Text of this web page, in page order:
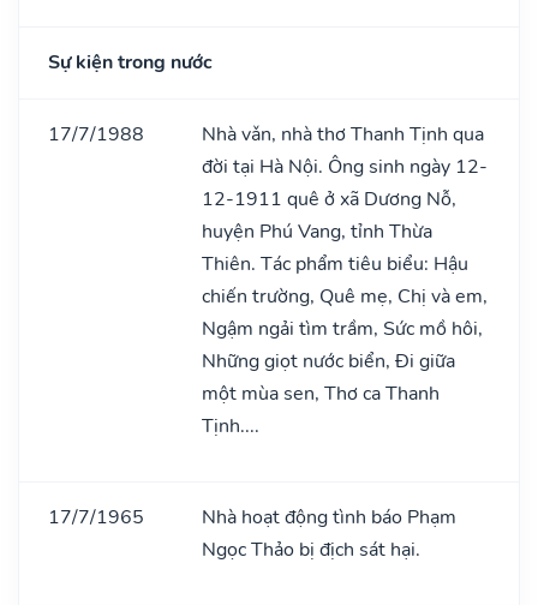
Sự kiện trong nước
17/7/1988
Nhà vǎn, nhà thơ Thanh Tịnh qua
đời tại Hà Nội. Ông sinh ngày 12-
12-1911 quê ở xã Dương Nỗ,
huyện Phú Vang, tỉnh Thừa
Thiên. Tác phẩm tiêu biểu: Hậu
chiến trường, Quê mẹ, Chị và em,
Ngậm ngải tìm trầm, Sức mồ hôi,
Những giọt nước biển, Đi giữa
một mùa sen, Thơ ca Thanh
Tịnh....
17/7/1965
Nhà hoạt động tình báo Phạm
Ngọc Thảo bị địch sát hại.